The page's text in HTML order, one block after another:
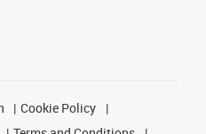
Cookie Policy